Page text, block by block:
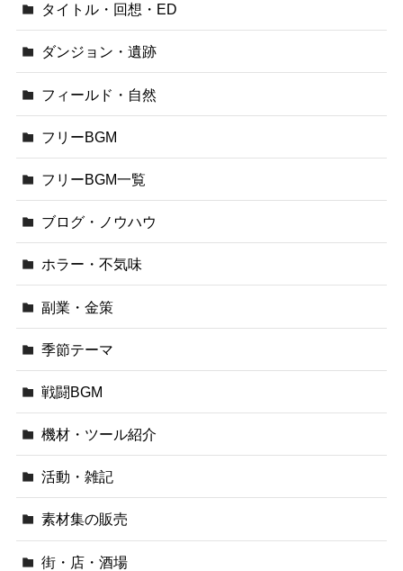
タイトル・回想・ED
ダンジョン・遺跡
フィールド・自然
フリーBGM
フリーBGM一覧
ブログ・ノウハウ
ホラー・不気味
副業・金策
季節テーマ
戦闘BGM
機材・ツール紹介
活動・雑記
素材集の販売
街・店・酒場